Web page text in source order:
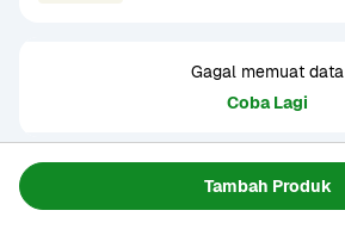
Tambah Produk
Gagal memuat data
Coba Lagi
Informasi Produk
Origin : Indonesia/Lokal